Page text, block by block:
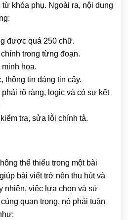
khóa phụ. Ngoài ra, nội dung
được quá 250 chữ.
trong từng đoạn.
họa.
thông tin đáng tin cậy.
rõ ràng, logic và có sự kết
tra, sửa lỗi chính tả.
thể thiếu trong một bài
bài viết trở nên thu hút và
nhiên, việc lựa chọn và sử
quan trọng, nó phải tuân